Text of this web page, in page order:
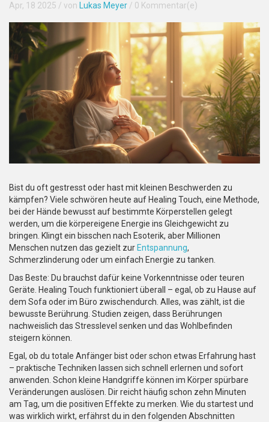
Apr, 18 2025 / von Lukas Meyer / 0 Kommentar(e)
Bist du oft gestresst oder hast mit kleinen Beschwerden zu
kämpfen? Viele schwören heute auf Healing Touch, eine Methode,
bei der Hände bewusst auf bestimmte Körperstellen gelegt
werden, um die körpereigene Energie ins Gleichgewicht zu
bringen. Klingt ein bisschen nach Esoterik, aber Millionen
Menschen nutzen das gezielt zur Entspannung,
Schmerzlinderung oder um einfach Energie zu tanken.
Das Beste: Du brauchst dafür keine Vorkenntnisse oder teuren
Geräte. Healing Touch funktioniert überall – egal, ob zu Hause auf
dem Sofa oder im Büro zwischendurch. Alles, was zählt, ist die
bewusste Berührung. Studien zeigen, dass Berührungen
nachweislich das Stresslevel senken und das Wohlbefinden
steigern können.
Egal, ob du totale Anfänger bist oder schon etwas Erfahrung hast
– praktische Techniken lassen sich schnell erlernen und sofort
anwenden. Schon kleine Handgriffe können im Körper spürbare
Veränderungen auslösen. Dir reicht häufig schon zehn Minuten
am Tag, um die positiven Effekte zu merken. Wie du startest und
was wirklich wirkt, erfährst du in den folgenden Abschnitten